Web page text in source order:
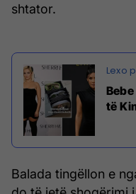
shtator.
të
Balada tingëllon e